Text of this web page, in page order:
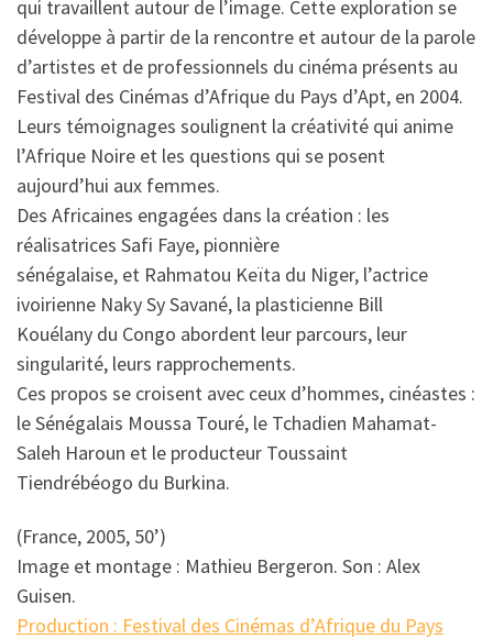
qui travaillent autour de l’image. Cette exploration se
développe à partir de la rencontre et autour de la parole
d’artistes et de professionnels du cinéma présents au
Festival des Cinémas d’Afrique du Pays d’Apt, en 2004.
Leurs témoignages soulignent la créativité qui anime
l’Afrique Noire et les questions qui se posent
aujourd’hui aux femmes.
Des Africaines engagées dans la création : les
réalisatrices Safi Faye, pionnière
sénégalaise, et Rahmatou Keïta du Niger, l’actrice
ivoirienne Naky Sy Savané, la plasticienne Bill
Kouélany du Congo abordent leur parcours, leur
singularité, leurs rapprochements.
Ces propos se croisent avec ceux d’hommes, cinéastes :
le Sénégalais Moussa Touré, le Tchadien Mahamat-
Saleh Haroun et le producteur Toussaint
Tiendrébéogo du Burkina.
(France, 2005, 50’)
Image et montage : Mathieu Bergeron. Son : Alex
Guisen.
Production : Festival des Cinémas d’Afrique du Pays